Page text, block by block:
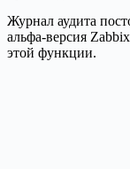
Журнал аудита
альфа-версия
этой функции.